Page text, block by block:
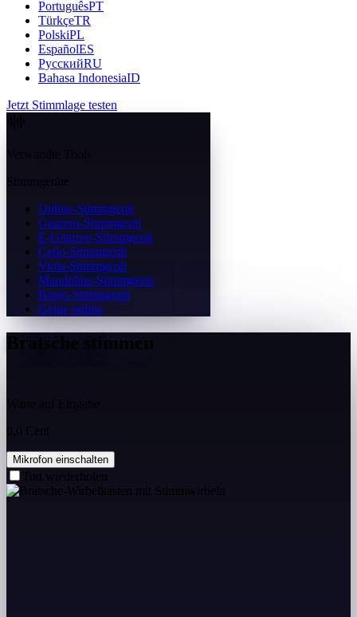
PortuguêsPT
TürkçeTR
PolskiPL
EspañolES
РусскийRU
Bahasa IndonesiaID
Jetzt Stimmlage testen
Stimmgeräte
Online-Stimmgerät
Gitarren-Stimmgerät
E-Gitarren-Stimmgerät
Cello-Stimmgerät
Viola-Stimmgerät
Mandoline-Stimmgerät
Banjo-Stimmgerät
Geige online
Bratsche stimmen
Mikrofon einschalten
Ton wiederholen